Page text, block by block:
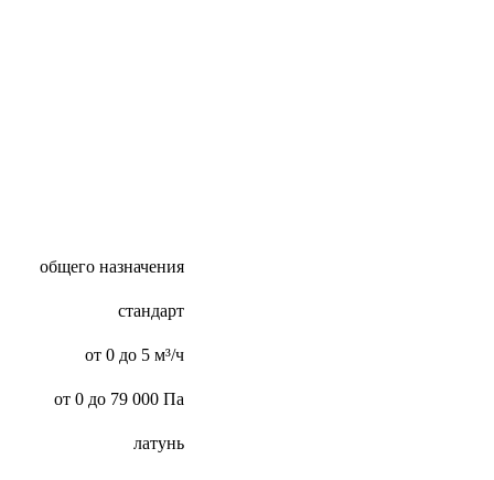
общего назначения
стандарт
от 0 до 5 м³/ч
от 0 до 79 000 Па
латунь